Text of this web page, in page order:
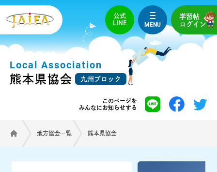
公式
LINE
MENU
学習帖
ログイン
Local Association
熊本県協会 九州ブロック
このページを
みんなにお知らせする
地方協会一覧 熊本県協会